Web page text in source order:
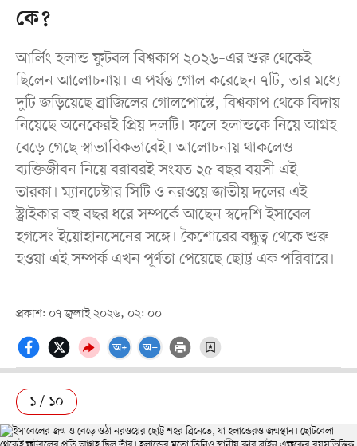
কে?
আর্লিং হলান্ড ফুটবল বিশ্বকাপ ২০২৬–এর শুরু থেকেই
ছিলেন আলোচনায়। এ পর্যন্ত গোল করেছেন ৭টি, তার মধ্যে
দুটি জড়িয়েছে ব্রাজিলের গোলপোস্টে, বিশ্বকাপ থেকে বিদায়
নিয়েছে অনেকেরই প্রিয় দলটি। ফলে হলান্ডকে নিয়ে আগ্রহ
বেড়ে গেছে স্বাভাবিকভাবেই। আলোচনায় থাকলেও
ব্যক্তিজীবন নিয়ে বরাবরই সংযত ২৫ বছর বয়সী এই
তারকা। ম্যানচেস্টার সিটি ও নরওয়ে জাতীয় দলের এই
স্ট্রাইকার বহু বছর ধরে সম্পর্কে আছেন স্বদেশি ইসাবেল
হগসেং ইয়োহানসেনের সঙ্গে। কৈশোরের বন্ধুত্ব থেকে শুরু
হওয়া এই সম্পর্ক এখন পূর্ণতা পেয়েছে ছোট্ট এক পরিবারে।
প্রকাশ: ০৭ জুলাই ২০২৬, ০২: ০০
১ / ১০